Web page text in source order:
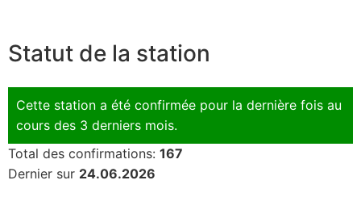
Statut de la station
Cette station a été confirmée pour la dernière fois au
cours des 3 derniers mois.
Total des confirmations: 167
Dernier sur 24.06.2026